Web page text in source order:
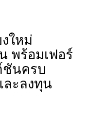
ใหม่
พร้อมเฟอร์
ชันครบ
ละลงทุน